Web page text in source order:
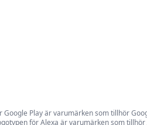
Play är varumärken som tillhör
för Alexa är varumärken som tillhör